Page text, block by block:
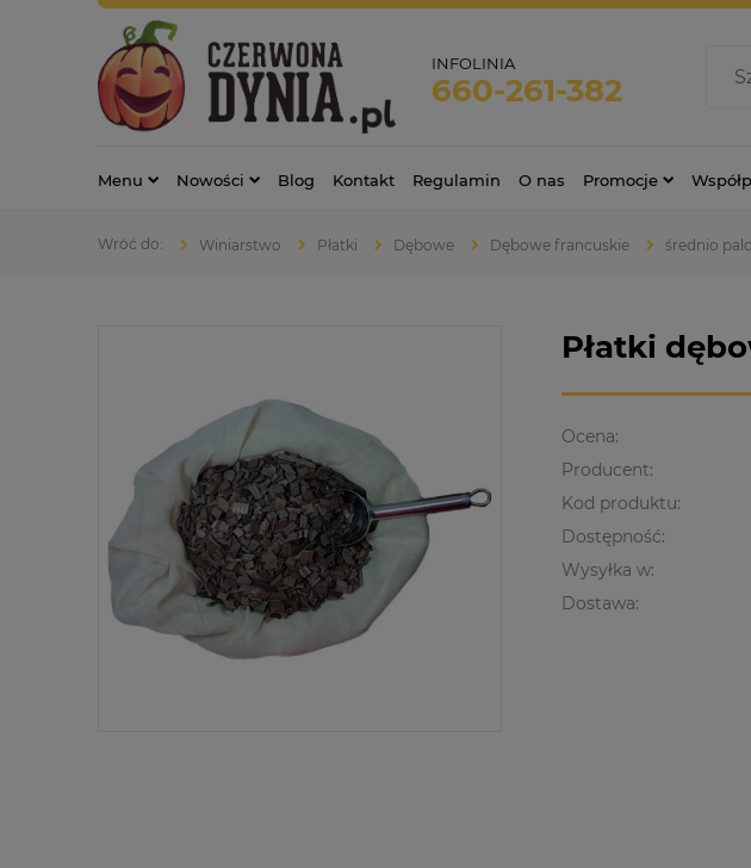
INFOLINIA
660-261-382
Menu Nowości Blog Kontakt Regulamin O nas Promocje
Winiarstwo Płatki Dębowe Dębowe francuskie średnio
Płatki
Ocena:
Producent:
Kod produktu:
Dostępność:
Wysyłka w:
Dostawa: